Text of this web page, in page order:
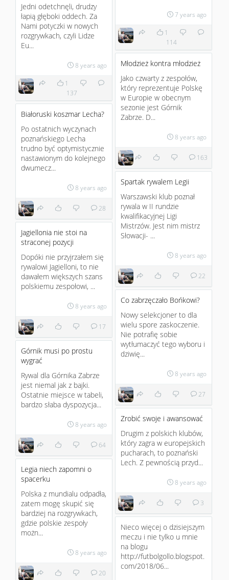
7 years ago
1
114
Jedni odetchnęli, drudzy
łapią głęboki oddech. Za
Nami potyczki w nowych
rozgrywkach, czyli Lidze
Eu...
8 years ago
1
137
Młodzież kontra młodzież
Jako czwarty z zespołów,
który reprezentuje Polskę
w Europie w obecnym
sezonie jest Górnik
Zabrze. D...
8 years ago
163
Białoruski koszmar Lecha?
Po ostatnich wyczynach
poznańskiego Lecha
trudno być optymistycznie
nastawionym do kolejnego
dwumecz...
8 years ago
28
Spartak rywalem Legii
Warszawski klub poznał
rywala w II rundzie
kwalifikacyjnej Ligi
Mistrzów. Jest nim mistrz
Słowacji- ...
8 years ago
22
Jagiellonia nie stoi na
straconej pozycji
Dopóki nie przyjrzałem się
rywalowi Jagielloni, to nie
dawałem większych szans
polskiemu zespołowi, ...
8 years ago
17
Co zabrzęczało Bońkowi?
Nowy selekcjoner to dla
wielu spore zaskoczenie.
Nie potrafię sobie
wytłumaczyć tego wyboru i
dziwię...
8 years ago
27
Górnik musi po prostu
wygrać
Rywal dla Górnika Zabrze
jest niemal jak z bajki.
Ostatnie miejsce w tabeli,
bardzo słaba dyspozycja...
8 years ago
64
Zrobić swoje i awansować
Drugim z polskich klubów,
który zagra w europejskich
pucharach, to poznański
Lech. Z pewnością przyd...
8 years ago
3
Legia niech zapomni o
spacerku
Polska z mundialu odpadła,
zatem mogę skupić się
bardziej na rozgrywkach,
gdzie polskie zespoły
możn...
8 years ago
20
Nieco więcej o dzisiejszym
meczu i nie tylko u mnie
na blogu
http://futbolgollo.blogspot.
com/2018/06...